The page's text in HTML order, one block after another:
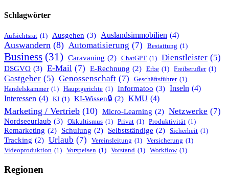
Schlagwörter
Aufsichtsrat (1) Ausgehen (3) Auslandsimmobilien (4)
Auswandern (8) Automatisierung (7) Bestattung (1)
Business (31) Caravaning (2) ChatGPT (1) Dienstleister (5)
DSGVO (3) E-Mail (7) E-Rechnung (2) Erbe (1) Freiberufler (1)
Gastgeber (5) Genossenschaft (7) Geschäftsführer (1)
Handelskammer (1) Hauptgerichte (1) Informatoo (3) Inseln (4)
Interessen (4) KI (1) KI-Wissen🔒 (2) KMU (4)
Marketing / Vertrieb (10) Micro-Learning (2) Netzwerke (7)
Nordseeurlaub (3) Okkultismus (1) Privat (1) Produktivität (1)
Remarketing (2) Schulung (2) Selbstständige (2) Sicherheit (1)
Tracking (2) Urlaub (7) Vereinsleitung (1) Versicherung (1)
Videoproduktion (1) Vorspeisen (1) Vorstand (1) Workflow (1)
Regionen